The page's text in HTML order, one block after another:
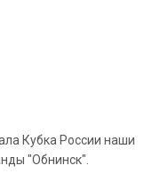
Кубка России наши
"Обнинск".